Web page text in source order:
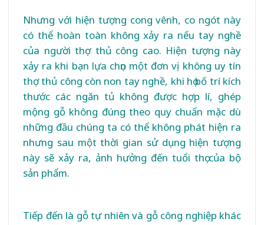
Nhưng với hiện tượng cong vênh, co ngót này
có thể hoàn toàn không xảy ra nếu tay nghề
của người thợ thủ công cao. Hiện tượng này
xảy ra khi bạn lựa chọn một đơn vị không uy tín
thợ thủ công còn non tay nghề, khi họ bố trí kích
thước các ngăn tủ không được hợp lí, ghép
mộng gỗ không đúng theo quy chuẩn mặc dù
những đầu chúng ta có thể không phát hiện ra
nhưng sau một thời gian sử dụng hiện tượng
này sẽ xảy ra, ảnh hưởng đến tuổi thọ của bộ
sản phẩm.
Tiếp đến là gỗ tự nhiên và gỗ công nghiệp khác